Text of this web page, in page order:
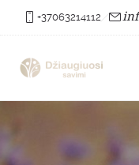
+37063214112